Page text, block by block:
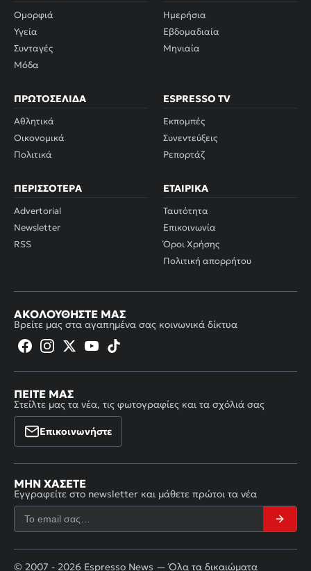
Ομορφιά
Υγεία
Συνταγές
Μόδα
Ημερήσια
Εβδομαδιαία
Μηνιαία
ΠΡΩΤΟΣΈΛΙΔΑ
Αθλητικά
Οικονομικά
Πολιτικά
ESPRESSO TV
Εκπομπές
Συνεντεύξεις
Ρεπορτάζ
ΠΕΡΙΣΣΌΤΕΡΑ
Advertorial
Newsletter
RSS
ΕΤΑΙΡΙΚΆ
Ταυτότητα
Επικοινωνία
Όροι Χρήσης
Πολιτική απορρήτου
ΑΚΟΛΟΥΘΉΣΤΕ ΜΑΣ
Βρείτε μας στα αγαπημένα σας κοινωνικά δίκτυα
ΠΕΊΤΕ ΜΑΣ
Στείλτε μας τα νέα, τις φωτογραφίες και τα σχόλιά σας
Επικοινωνήστε
ΜΗΝ ΧΆΣΕΤΕ
Εγγραφείτε στο newsletter και μάθετε πρώτοι τα νέα
© 2007 - 2026 Espresso News — Όλα τα δικαιώματα